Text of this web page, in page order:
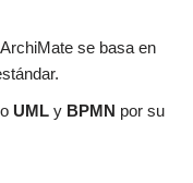
se basa en
UML y BPMN por su